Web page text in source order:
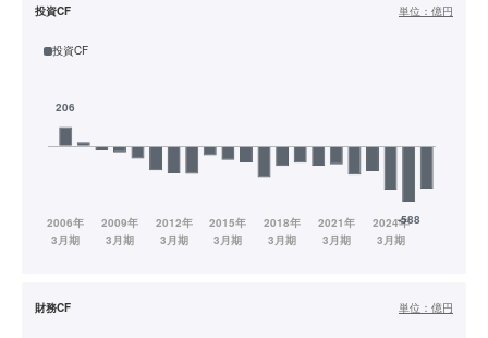
投資CF 単位： 億円
投資CF
財務CF 単位： 億円